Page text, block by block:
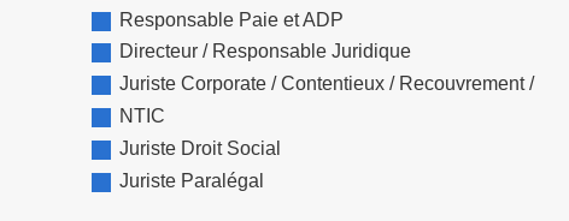
Responsable Paie et ADP
Directeur / Responsable Juridique
Juriste Corporate / Contentieux / Recouvrement /
NTIC
Juriste Droit Social
Juriste Paralégal